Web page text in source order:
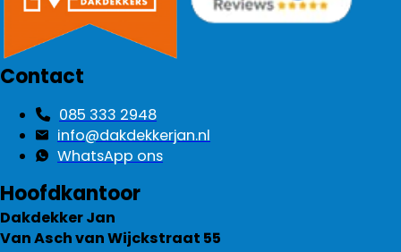
Contact
085 333 2948
info@dakdekkerjan.nl
WhatsApp ons
Hoofdkantoor
Dakdekker Jan
Van Asch van Wijckstraat 55